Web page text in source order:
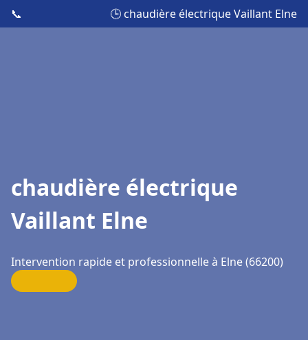
📞 🕒 chaudière électrique Vaillant Elne
chaudière électrique
Vaillant Elne
Intervention rapide et professionnelle à Elne (66200)